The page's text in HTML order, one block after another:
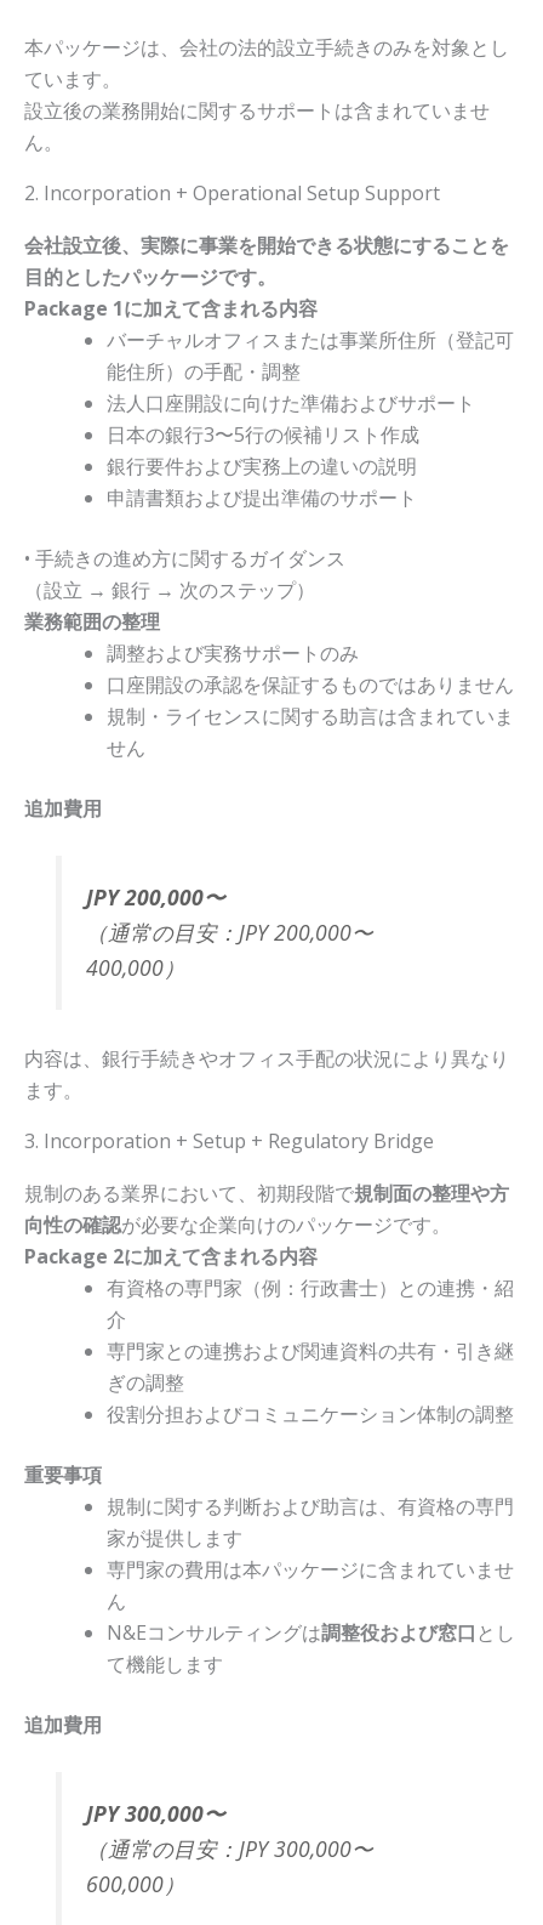
本パッケージは、会社の法的設立手続きのみを対象とし
ています。
設立後の業務開始に関するサポートは含まれていませ
ん。
2. Incorporation + Operational Setup Support
会社設立後、実際に事業を開始できる状態にすることを
目的としたパッケージです。
Package 1に加えて含まれる内容
バーチャルオフィスまたは事業所住所（登記可
能住所）の手配・調整
法人口座開設に向けた準備およびサポート
日本の銀行3〜5行の候補リスト作成
銀行要件および実務上の違いの説明
申請書類および提出準備のサポート
• 手続きの進め方に関するガイダンス
（設立 → 銀行 → 次のステップ）
業務範囲の整理
調整および実務サポートのみ
口座開設の承認を保証するものではありません
規制・ライセンスに関する助言は含まれていま
せん
追加費用
JPY 200,000〜
（通常の目安：JPY 200,000〜
400,000）
内容は、銀行手続きやオフィス手配の状況により異なり
ます。
3. Incorporation + Setup + Regulatory Bridge
規制のある業界において、初期段階で規制面の整理や方
向性の確認が必要な企業向けのパッケージです。
Package 2に加えて含まれる内容
有資格の専門家（例：行政書士）との連携・紹
介
専門家との連携および関連資料の共有・引き継
ぎの調整
役割分担およびコミュニケーション体制の調整
重要事項
規制に関する判断および助言は、有資格の専門
家が提供します
専門家の費用は本パッケージに含まれていませ
ん
N&Eコンサルティングは調整役および窓口 とし
て機能します
追加費用
JPY 300,000〜
（通常の目安：JPY 300,000〜
600,000）